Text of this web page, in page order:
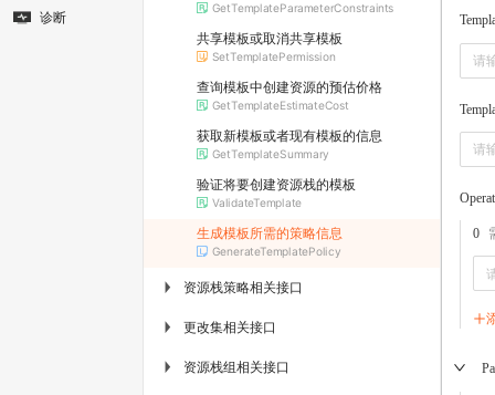
诊断
GetTemplateParameterConstraints
共享模板或取消共享模板
SetTemplatePermission
查询模板中创建资源的预估价格
GetTemplateEstimateCost
获取新模板或者现有模板的信息
GetTemplateSummary
验证将要创建资源栈的模板
ValidateTemplate
生成模板所需的策略信息
GenerateTemplatePolicy
▶ 资源栈策略相关接口
▶ 更改集相关接口
▶ 资源栈组相关接口
0